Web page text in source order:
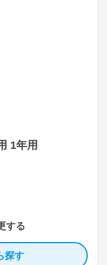
1年用
する
探す